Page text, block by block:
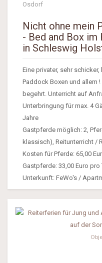
Osdorf
Nicht ohne mein
- Bed and Box im
in Schleswig
Eine privater, sehr
Paddock Boxen und allem
begehrt. Unterricht auf
Unterbringung für max. 4
Jahre
Gastpferde möglich: 2,
klassisch), Reitunterricht /
Kosten für Pferde: 65,00
Gastpferde: 33,00 Euro
Unterkunft: FeWo's /